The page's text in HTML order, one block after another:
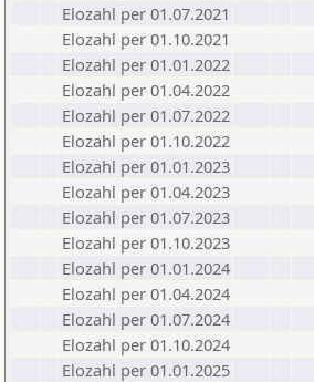
Elozahl per 01.07.2021
Elozahl per 01.10.2021
Elozahl per 01.01.2022
Elozahl per 01.04.2022
Elozahl per 01.07.2022
Elozahl per 01.10.2022
Elozahl per 01.01.2023
Elozahl per 01.04.2023
Elozahl per 01.07.2023
Elozahl per 01.10.2023
Elozahl per 01.01.2024
Elozahl per 01.04.2024
Elozahl per 01.07.2024
Elozahl per 01.10.2024
Elozahl per 01.01.2025